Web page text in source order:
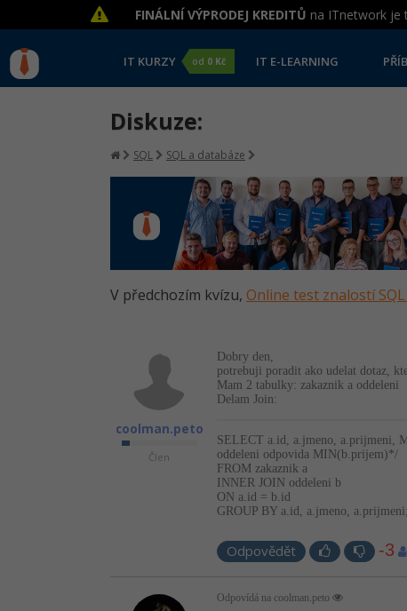
FINÁLNÍ VÝPRODEJ KREDITŮ na ITnetwork je
IT KURZY od 0 Kč IT E-LEARNING
Diskuze:
SQL SQL a databáze
V předchozím kvízu, Online test znalostí
coolman.peto
Člen
Dobry den,
potrebuji poradit ako udelat dotaz,
Mam 2 tabulky: zakaznik a oddeleni
Delam Join:
SELECT a.id, a.jmeno, a.prijmeni,
oddeleni odpovida MIN(b.prijem)*/
FROM zakaznik a
INNER JOIN oddeleni b
ON a.id = b.id
GROUP BY a.id, a.jmeno, a.prijmeni;
Odpovědět -3
Odpovídá na coolman.peto